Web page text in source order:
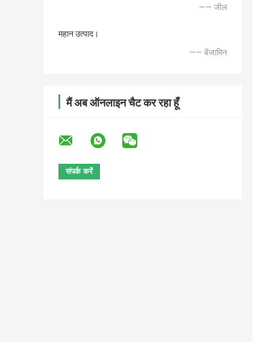
—— जील
महान उत्पाद।
—— बेंजामिन
मैं अब ऑनलाइन चैट कर रहा हूँ